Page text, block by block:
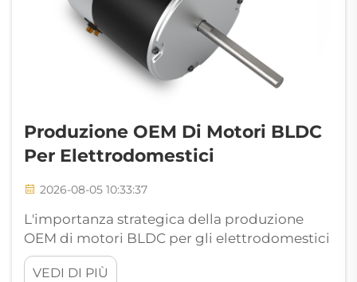
Produzione OEM Di Motori BLDC
Per Elettrodomestici
2026-08-05 10:33:37
L'importanza strategica della produzione
OEM di motori BLDC per gli elettrodomestici
moderni. Il settore globale degli
elettrodomestici sta attualmente subendo
VEDI DI PIÙ